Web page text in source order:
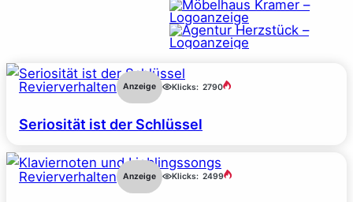
Revierverhalten Anzeige Klicks: 2790
Seriosität ist der Schlüssel
Revierverhalten Anzeige Klicks: 2499